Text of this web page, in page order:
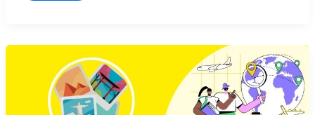
Curso
Gestión
Destinos